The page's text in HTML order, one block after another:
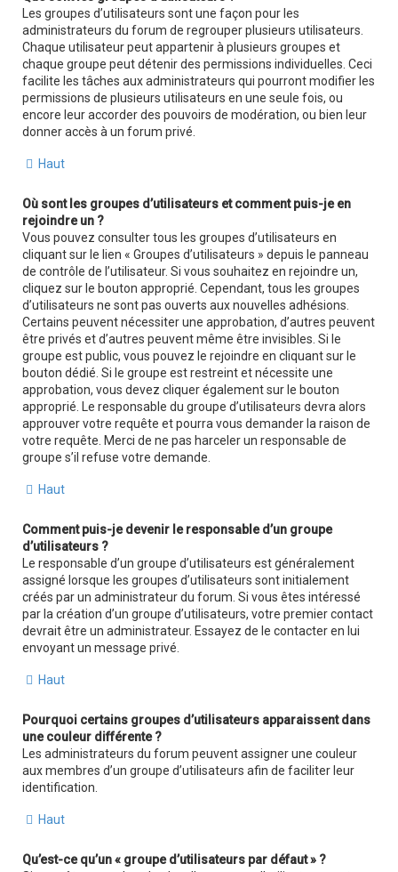
Les groupes d’utilisateurs sont une façon pour les
administrateurs du forum de regrouper plusieurs utilisateurs.
Chaque utilisateur peut appartenir à plusieurs groupes et
chaque groupe peut détenir des permissions individuelles. Ceci
facilite les tâches aux administrateurs qui pourront modifier les
permissions de plusieurs utilisateurs en une seule fois, ou
encore leur accorder des pouvoirs de modération, ou bien leur
donner accès à un forum privé.
Haut
Où sont les groupes d’utilisateurs et comment puis-je en
rejoindre un ?
Vous pouvez consulter tous les groupes d’utilisateurs en
cliquant sur le lien « Groupes d’utilisateurs » depuis le panneau
de contrôle de l’utilisateur. Si vous souhaitez en rejoindre un,
cliquez sur le bouton approprié. Cependant, tous les groupes
d’utilisateurs ne sont pas ouverts aux nouvelles adhésions.
Certains peuvent nécessiter une approbation, d’autres peuvent
être privés et d’autres peuvent même être invisibles. Si le
groupe est public, vous pouvez le rejoindre en cliquant sur le
bouton dédié. Si le groupe est restreint et nécessite une
approbation, vous devez cliquer également sur le bouton
approprié. Le responsable du groupe d’utilisateurs devra alors
approuver votre requête et pourra vous demander la raison de
votre requête. Merci de ne pas harceler un responsable de
groupe s’il refuse votre demande.
Haut
Comment puis-je devenir le responsable d’un groupe
d’utilisateurs ?
Le responsable d’un groupe d’utilisateurs est généralement
assigné lorsque les groupes d’utilisateurs sont initialement
créés par un administrateur du forum. Si vous êtes intéressé
par la création d’un groupe d’utilisateurs, votre premier contact
devrait être un administrateur. Essayez de le contacter en lui
envoyant un message privé.
Haut
Pourquoi certains groupes d’utilisateurs apparaissent dans
une couleur différente ?
Les administrateurs du forum peuvent assigner une couleur
aux membres d’un groupe d’utilisateurs afin de faciliter leur
identification.
Haut
Qu’est-ce qu’un « groupe d’utilisateurs par défaut » ?